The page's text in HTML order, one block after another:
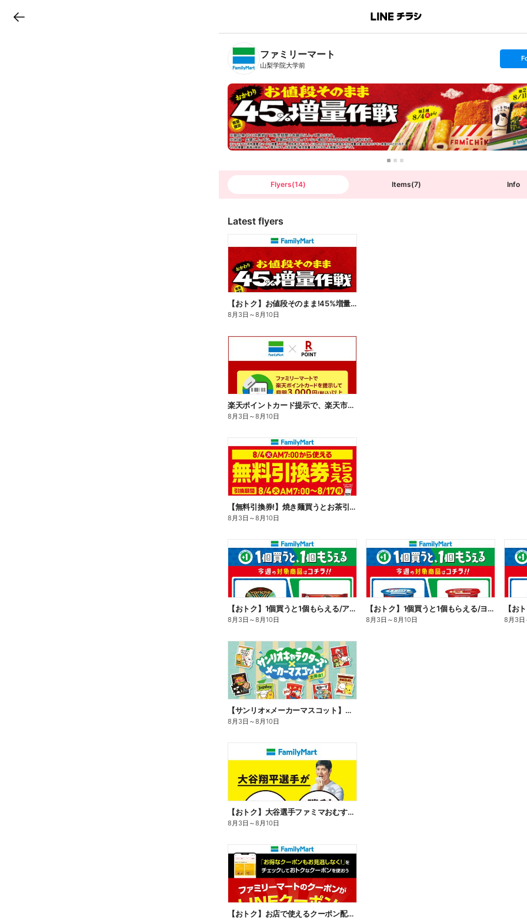
B
n
T
ファミリーマート
山梨学院大学前
s
t
o
l
l
o
w
Flyers(14) Items(7) Info
Latest flyers
【おトク】お値段そのまま!45%増量作戦!
8月3日 ～8月10日
楽天ポイントカード提示で、楽天市場でのお買い物がおトクに!
8月3日 ～8月10日
【無料引換券!】焼き麺買うとお茶引換券貰える!
8月3日 ～8月10日
【おトク】1個買うと1個もらえる/アイス
8月3日 ～8月10日
【おトク】1個買うと1個もらえる/ヨーグルト
8月3日 ～8月10日
【お
8月3日
【サンリオ×メーカーマスコット】オリジナルグッズ貰える!
8月3日 ～8月10日
【おトク】大谷選手ファミマおむすび割
8月3日 ～8月10日
【おトク】お店で使えるクーポン配信中